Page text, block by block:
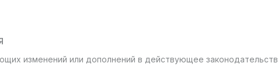
изменений или дополнений в действующее